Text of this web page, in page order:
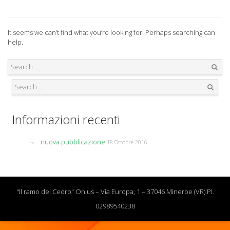
It seems we can’t find what you’re looking for. Perhaps searching can
help.
Informazioni recenti
nuova pubblicazione 18 Ottobre 2016
"Il ramo del Cedro" Onlus – Via Europa, 1 – 37046 Minerbe (VR) PI.
02989540238